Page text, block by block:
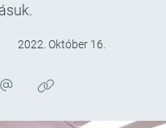
2022. Október 16.